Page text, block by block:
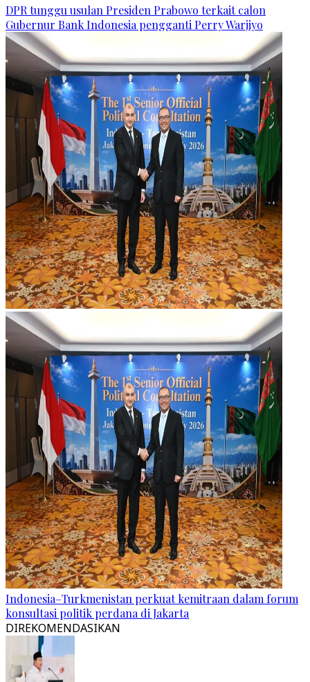
DPR tunggu usulan Presiden Prabowo terkait calon
Gubernur Bank Indonesia pengganti Perry Warjiyo
Indonesia–Turkmenistan perkuat kemitraan dalam forum
konsultasi politik perdana di Jakarta
DIREKOMENDASIKAN